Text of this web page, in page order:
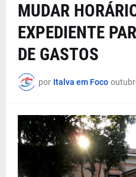
MUDAR
EXPEDIENTE
DE GASTOS
por Italva em Foco